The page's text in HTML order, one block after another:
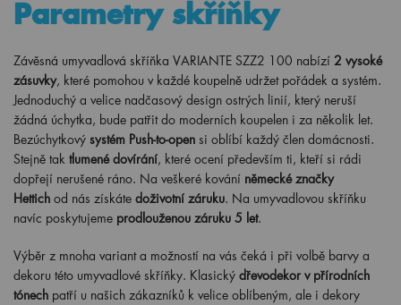
Parametry skříňky
Závěsná umyvadlová skříňka VARIANTE SZZ2 100 nabízí 2 vysoké
zásuvky, které pomohou v každé koupelně udržet pořádek a systém.
Jednoduchý a velice nadčasový design ostrých linií, který neruší
žádná úchytka, bude patřit do moderních koupelen i za několik let.
Bezúchytkový systém Push-to-open si oblíbí každý člen domácnosti.
Stejně tak tlumené dovírání, které ocení především ti, kteří si rádi
dopřejí nerušené ráno. Na veškeré kování německé značky
Hettich od nás získáte doživotní záruku. Na umyvadlovou skříňku
navíc poskytujeme prodlouženou záruku 5 let.
Výběr z mnoha variant a možností na vás čeká i při volbě barvy a
dekoru této umyvadlové skříňky. Klasický dřevodekor v přírodních
tónech patří u našich zákazníků k velice oblíbeným, ale i dekory